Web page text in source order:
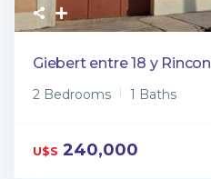
Giebert entre 18 y Rincon
2 Bedrooms 1 Baths
U$S 240,000